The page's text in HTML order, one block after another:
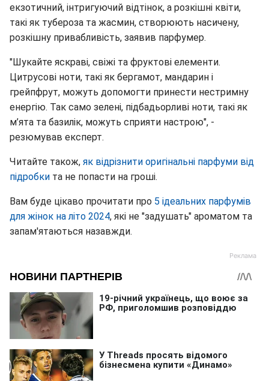
екзотичний, інтригуючий відтінок, а розкішні квіти,
такі як тубероза та жасмин, створюють насичену,
розкішну привабливість, заявив парфумер.
"Шукайте яскраві, свіжі та фруктові елементи.
Цитрусові ноти, такі як бергамот, мандарин і
грейпфрут, можуть допомогти принести нестримну
енергію. Так само зелені, підбадьорливі ноти, такі як
м’ята та базилік, можуть сприяти настрою", -
резюмував експерт.
Читайте також, як відрізнити оригінальні парфуми від
підробки та не попасти на гроші.
Вам буде цікаво прочитати про 5 ідеальних парфумів
для жінок на літо 2024, які не "задушать" ароматом та
запам'ятаються назавжди.